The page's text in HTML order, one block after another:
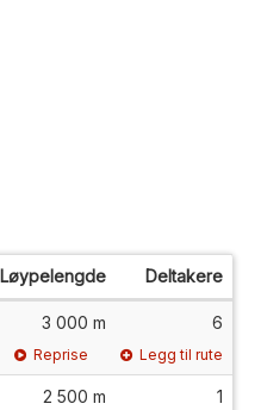
Løypelengde Deltakere
3 000 m 6
Reprise Legg til rute
2 500 m 1